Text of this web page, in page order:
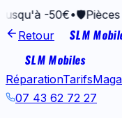
-50€•🛡️Pièces
Retour
SLM
SLM Mobiles
RéparationTarifs
07 43 62 72 27